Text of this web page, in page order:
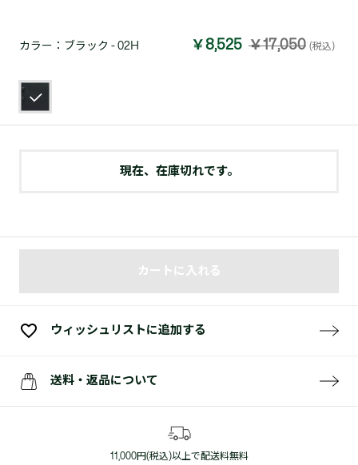
カラー： ブラック - 02H ￥8,525 ￥17,050 (税込)
現在、在庫切れです。
カートに入れる
ウィッシュリストに追加する
送料・返品について
11,000円(税込)以上で配送料無料